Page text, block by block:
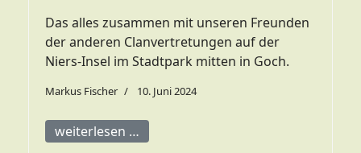
Das alles zusammen mit unseren Freunden
der anderen Clanvertretungen auf der
Niers-Insel im Stadtpark mitten in Goch.
Markus Fischer 10. Juni 2024
weiterlesen …